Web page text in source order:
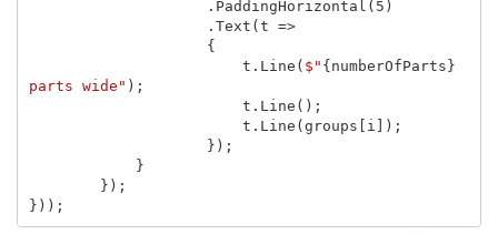
. PaddingHorizontal ( 5 )
. Text ( t =>
{
t . Line ( $" { numberOfParts }
parts wide" );
t . Line ();
t . Line ( groups i
]);
});
}
});
}));